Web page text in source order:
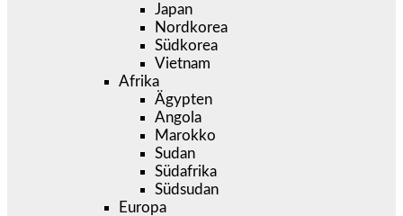
Japan
Nordkorea
Südkorea
Vietnam
Afrika
Ägypten
Angola
Marokko
Sudan
Südafrika
Südsudan
Europa